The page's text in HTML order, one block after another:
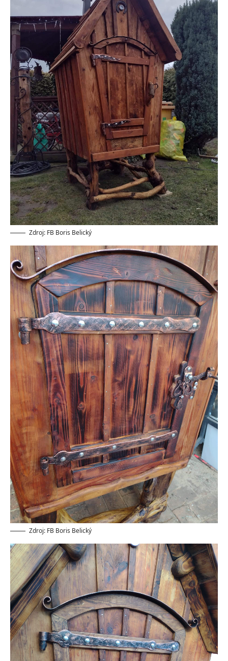
Zdroj: FB Boris Belický
Zdroj: FB Boris Belický